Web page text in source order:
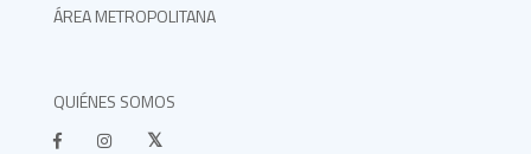
ÁREA METROPOLITANA
QUIÉNES SOMOS